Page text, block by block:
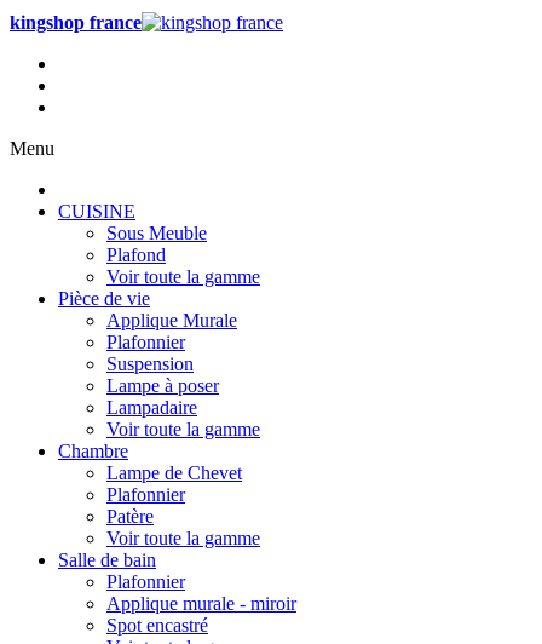
kingshop france
Menu
CUISINE
Sous Meuble
Plafond
Voir toute la gamme
Pièce de vie
Applique Murale
Plafonnier
Suspension
Lampe à poser
Lampadaire
Voir toute la gamme
Chambre
Lampe de Chevet
Plafonnier
Patère
Voir toute la gamme
Salle de bain
Plafonnier
Applique murale - miroir
Spot encastré